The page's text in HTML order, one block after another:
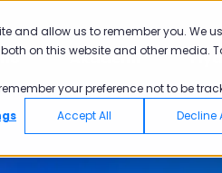
and allow us to remember you. We
on this website and other media.
your preference not to be
Accept All Decline
Akademi Akademi